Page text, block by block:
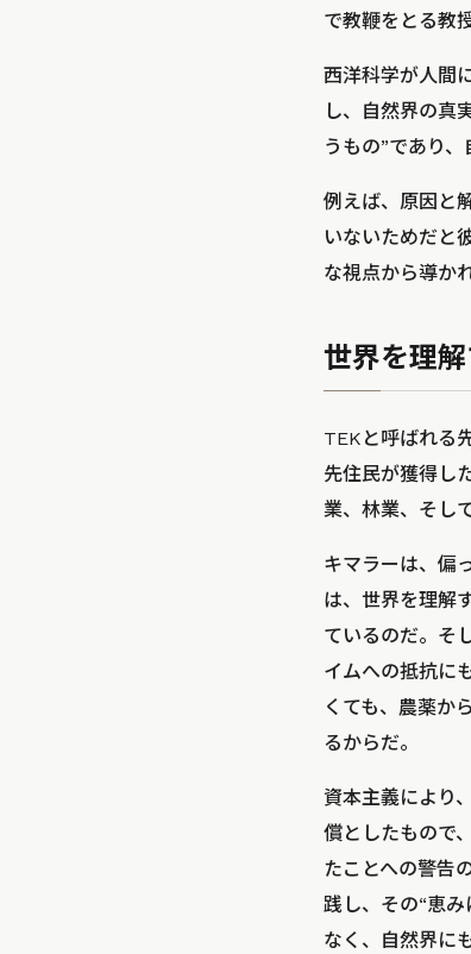
で教鞭をとる教
西洋科学が人間
し、自然界の真
うもの”であり
例えば、原因と
いないためだと
な視点から導か
世界を理
TEKと呼ばれる
先住民が獲得し
業、林業、そし
キマラーは、偏
は、世界を理解
ているのだ。そ
イムへの抵抗に
くても、農薬か
るからだ。
資本主義により
償としたもので
たことへの警告
践し、その“恵
なく、自然界に